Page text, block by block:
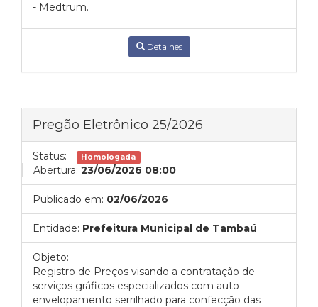
- Medtrum.
Detalhes
Pregão Eletrônico 25/2026
Status: Homologada
Abertura: 23/06/2026 08:00
Publicado em: 02/06/2026
Entidade: Prefeitura Municipal de Tambaú
Objeto:
Registro de Preços visando a contratação de
serviços gráficos especializados com auto-
envelopamento serrilhado para confecção das